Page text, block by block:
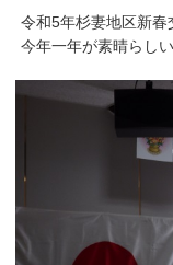
令和5年杉妻地区新春
今年一年が素晴らし